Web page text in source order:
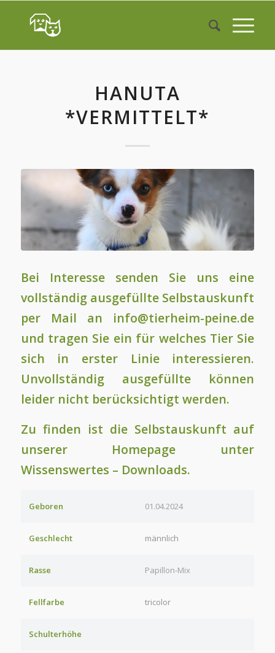
HANUTA
*VERMITTELT*
Bei Interesse senden Sie uns eine
vollständig ausgefüllte Selbstauskunft
per Mail an info@tierheim-peine.de
und tragen Sie ein für welches Tier Sie
sich in erster Linie interessieren.
Unvollständig ausgefüllte können
leider nicht berücksichtigt werden.
Zu finden ist die Selbstauskunft auf
unserer Homepage unter
Wissenswertes – Downloads.
Geboren 01.04.2024
Geschlecht männlich
Rasse Papillon-Mix
Fellfarbe tricolor
Schulterhöhe